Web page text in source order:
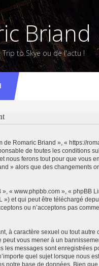
Briand
to Skye ou de l'actu !
Romaric Briand », « https://
de toutes les conditions
nous ferons tout pour que vous
» alors que des changements
« www.phpbb.com », « phpBB
») et qui peut être téléchargé
ou n’acceptons pas
à caractère sexuel ou tout
vous mener à un
les messages sont enregistrées
quel sujet lorsque nous
notre base de données. Bien